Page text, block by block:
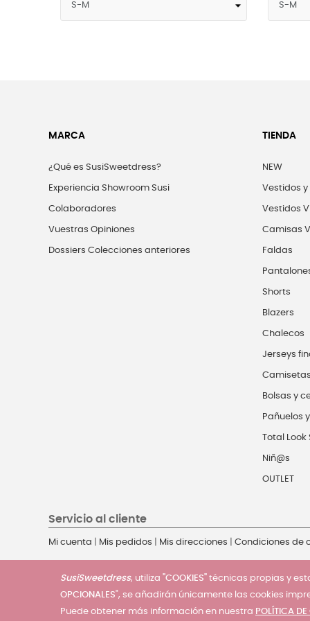
MARCA
¿Qué es SusiSweetdress?
Experiencia Showroom Susi
Colaboradores
Vuestras Opiniones
Dossiers Colecciones anteriores
TIENDA
NEW
Vestidos y
Vestidos
Camisas
Faldas
Shorts
Blazers
Chalecos
Jerseys
Camisetas
Bolsas y
Pañuelos
Total Look
Niñ@s
OUTLET
Servicio al cliente
Mi cuenta Mis pedidos Mis direcciones Condiciones de
SusiSweetdress, utiliza "COOKIES" técnicas propias y
OPCIONALES", se añadirán únicamente las cookies
Puede obtener más información en nuestra POLÍTICA DE